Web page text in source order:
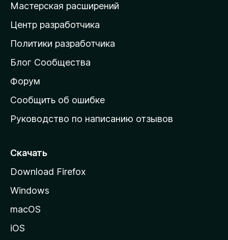
а
д
о
а
ш
н
ю
т
а
н
у
Мастерская расширений
Центр разработчика
Политики разработчика
Блог Сообщества
Форум
Сообщить об ошибке
Руководство по написанию отзывов
Скачать
Download Firefox
Windows
macOS
iOS